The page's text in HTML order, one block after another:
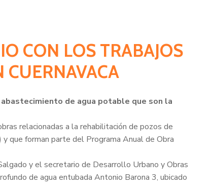
CON LOS TRABAJOS
CUERNAVACA
de agua potable que son la
relacionadas a la rehabilitación de pozos de
que forman parte del Programa Anual de Obra
y el secretario de Desarrollo Urbano y Obras
de agua entubada Antonio Barona 3, ubicado